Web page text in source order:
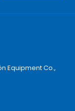
Equipment Co.,